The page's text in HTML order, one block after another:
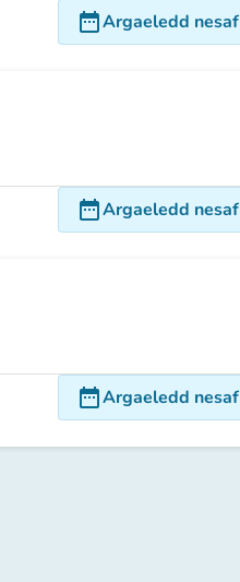
date_rangeArgaeledd nesaf
date_rangeArgaeledd nesaf
date_rangeArgaeledd nesaf